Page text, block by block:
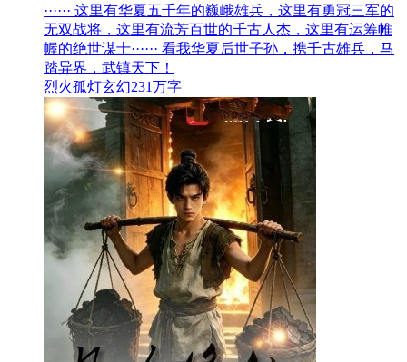
······ 这里有华夏五千年的巍峨雄兵，这里有勇冠三军的
无双战将，这里有流芳百世的千古人杰，这里有运筹帷
幄的绝世谋士······ 看我华夏后世子孙，携千古雄兵，马
踏异界，武镇天下！
烈火孤灯玄幻231万字